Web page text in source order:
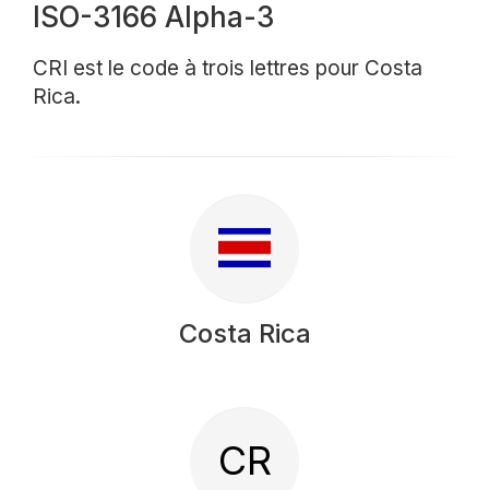
ISO-3166 Alpha-3
CRI est le code à trois lettres pour Costa
Rica.
Costa Rica
CR